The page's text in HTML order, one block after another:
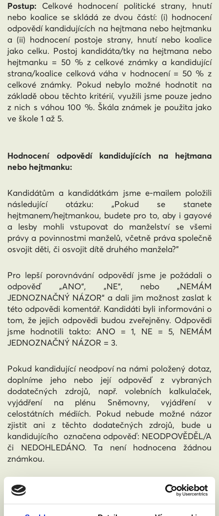
Postup: Celkové hodnocení politické strany, hnutí
nebo koalice se skládá ze dvou částí: (i) hodnocení
odpovědí kandidujících na hejtmana nebo hejtmanku
a (ii) hodnocení postoje strany, hnutí nebo koalice
jako celku. Postoj kandidáta/tky na hejtmana nebo
hejtmanku = 50 % z celkové známky a kandidující
strana/koalice celková váha v hodnocení = 50 % z
celkové známky. Pokud nebylo možné hodnotit na
základě obou těchto kritérií, využili jsme pouze jedno
z nich s váhou 100 %. Škála známek je použita jako
ve škole 1 až 5.
Hodnocení odpovědí kandidujících na hejtmana
nebo hejtmanku:
Kandidátům a kandidátkám jsme e-mailem položili
následující otázku: „Pokud se stanete
hejtmanem/hejtmankou, budete pro to, aby i gayové
a lesby mohli vstupovat do manželství se všemi
právy a povinnostmi manželů, včetně práva společně
osvojit děti, či osvojit dítě druhého manžela?”
Pro lepší porovnávání odpovědí jsme je požádali o
odpověď „ANO“, „NE“, nebo „NEMÁM
JEDNOZNAČNÝ NÁZOR“ a dali jim možnost zaslat k
této odpovědi komentář. Kandidáti byli informováni o
tom, že jejich odpovědi budou zveřejněny. Odpovědi
jsme hodnotili takto: ANO = 1, NE = 5, NEMÁM
JEDNOZNAČNÝ NÁZOR = 3.
Pokud kandidující neodpoví na námi položený dotaz,
doplníme jeho nebo její odpověď z vybraných
dodatečných zdrojů, např. volebních kalkulaček,
vyjádření na plénu Sněmovny, vyjádření v
celostátních médiích. Pokud nebude možné názor
zjistit ani z těchto dodatečných zdrojů, bude u
kandidujícího označena odpověď: NEODPOVĚDĚL/A
či NEDOHLEDÁNO. Ta není hodnocena žádnou
známkou.
Kandidátní listiny jsme čerp
ali z webových stránek
Českého statistického úřadu ke dni
17. září 2020
Oslovili jsme sekretariáty posuzovaných stran (pokud